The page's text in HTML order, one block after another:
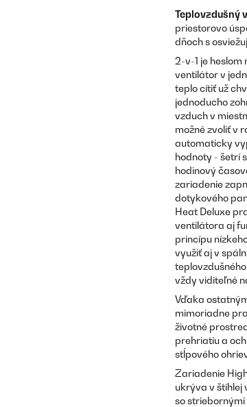
Teplovzdušný
priestorovo
dňoch s
2-v-1 je heslom
ventilátor v
teplo cítiť už
jednoducho
vzduch v
možné zvoliť v
automaticky
hodnoty - šetrí
hodinový
zariadenie
dotykového
Heat Deluxe
ventilátora aj
princípu
využiť aj v
vždy viditeľné
Vďaka
mimoriadne
životné
prehriatiu a
stĺpového
Zariadenie
ukrýva v štíhlej
so